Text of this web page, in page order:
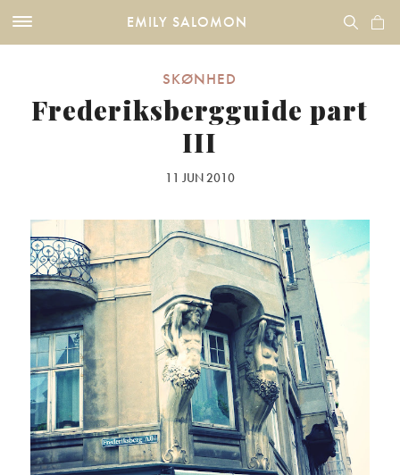
EMILY SALOMON
SKØNHED
Frederiksbergguide part
III
11 JUN 2010